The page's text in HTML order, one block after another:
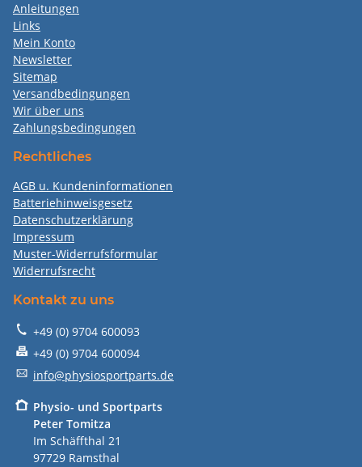
Anleitungen
Links
Mein Konto
Newsletter
Sitemap
Versandbedingungen
Wir über uns
Zahlungsbedingungen
Rechtliches
AGB u. Kundeninformationen
Batteriehinweisgesetz
Datenschutzerklärung
Impressum
Muster-Widerrufsformular
Widerrufsrecht
Kontakt zu uns
+49 (0) 9704 600093
+49 (0) 9704 600094
info@physiosportparts.de
Physio- und Sportparts
Peter Tomitza
Im Schäffthal 21
97729 Ramsthal